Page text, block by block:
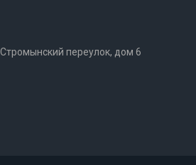
переулок, дом 6